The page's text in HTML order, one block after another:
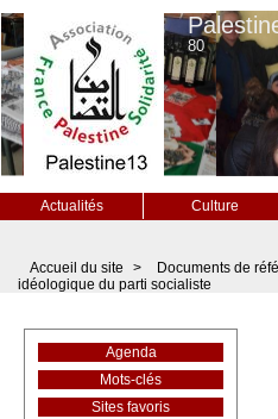
80
Actualités Culture
Accueil du site > Documents de
idéologique du parti socialiste
Agenda
Mots-clés
Sites favoris